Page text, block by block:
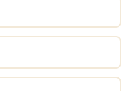
风大过 兑上巽下
坎上坎下